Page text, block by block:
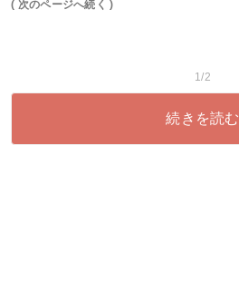
( 次のページへ続く )
1/2
続きを読む